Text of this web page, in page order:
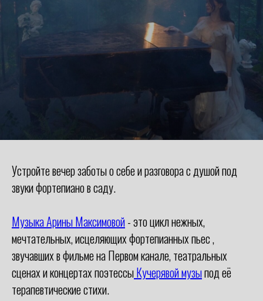
Устройте вечер заботы о себе и разговора с душой под
звуки фортепиано в саду.
Музыка Арины Максимовой- это цикл нежных,
мечтательных, исцеляющих фортепианных пьес ,
звучавших в фильме на Первом канале, театральных
сценах и концертах поэтессыКучерявой музыпод её
терапевтические стихи.